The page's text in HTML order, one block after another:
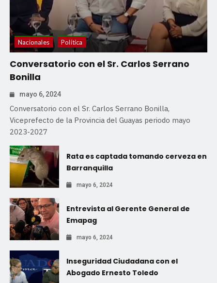
Nacionales Política
Conversatorio con el Sr. Carlos Serrano
Bonilla
mayo 6, 2024
Conversatorio con el Sr. Carlos Serrano Bonilla,
Viceprefecto de la Provincia del Guayas periodo mayo
2023-2027
Rata es captada tomando cerveza en
Barranquilla
mayo 6, 2024
Entrevista al Gerente General de
Emapag
mayo 6, 2024
Inseguridad Ciudadana con el
Abogado Ernesto Toledo